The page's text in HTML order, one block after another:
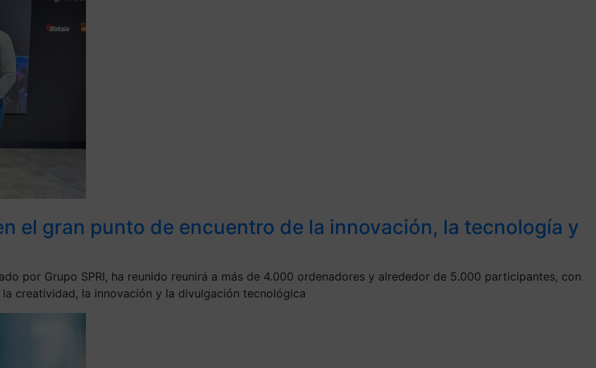
el gran punto de encuentro de la innovación, la tecnología y
por Grupo SPRI, ha reunido reunirá a más de 4.000 ordenadores y alrededor de 5.000 participantes, con
creatividad, la innovación y la divulgación tecnológica